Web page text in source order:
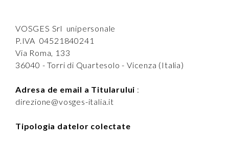
VOSGES Srl unipersonale
P.IVA 04521840241
Via Roma, 133
36040 - Torri di Quartesolo - Vicenza (Italia)
Adresa de email a Titularului :
direzione@vosges-italia.it
Tipologia datelor colectate